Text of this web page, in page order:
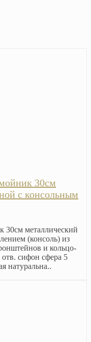
30см
с консольным
металлический
(консоль) из
и кольцо-
отв. сифон сфера 5
натуральна..